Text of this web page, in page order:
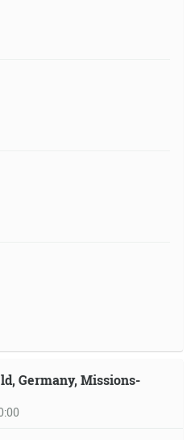
Germany, Missions-